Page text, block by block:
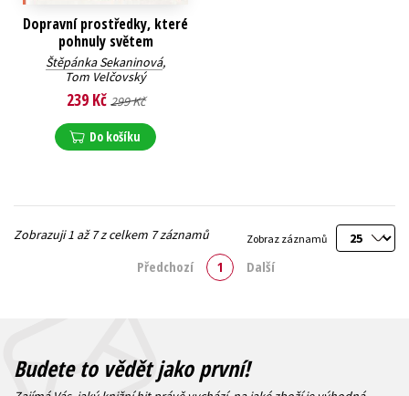
Dopravní prostředky, které
pohnuly světem
Štěpánka Sekaninová,
Tom Velčovský
239 Kč 299 Kč
Do košíku
Zobraz záznamů
Zobrazuji 1 až 7 z celkem 7 záznamů
Předchozí 1 Další
Budete to vědět jako první!